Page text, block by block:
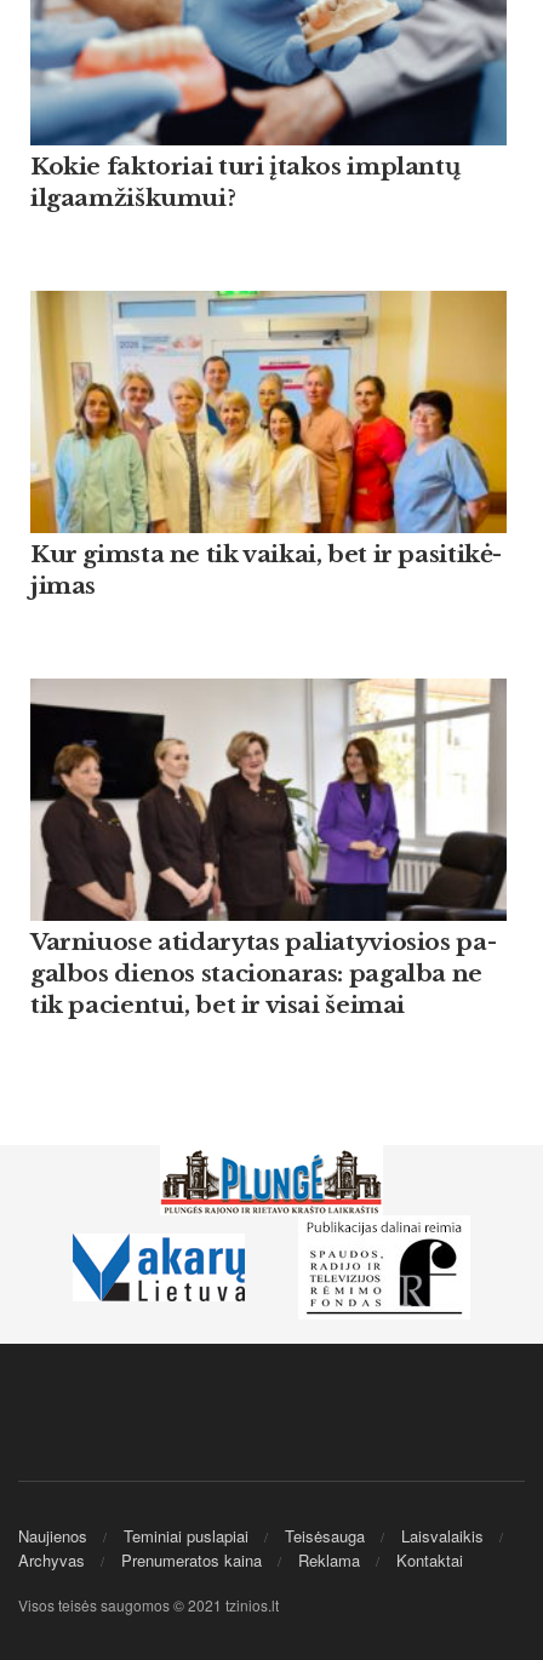
Kokie faktoriai turi įtakos implantų
ilgaamžiškumui?
Kur gims­ta ne tik vai­kai, bet ir pa­si­ti­kė­
ji­mas
Var­niuo­se ati­da­ry­tas pa­lia­ty­vio­sios pa­
gal­bos die­nos sta­cio­na­ras: pa­gal­ba ne
tik pa­cien­tui, bet ir vi­sai šei­mai
Naujienos Teminiai puslapiai Teisėsauga
Laisvalaikis
Archyvas
Prenumeratos kaina Reklama Kontaktai
Visos teisės saugomos © 2021 tzinios.lt